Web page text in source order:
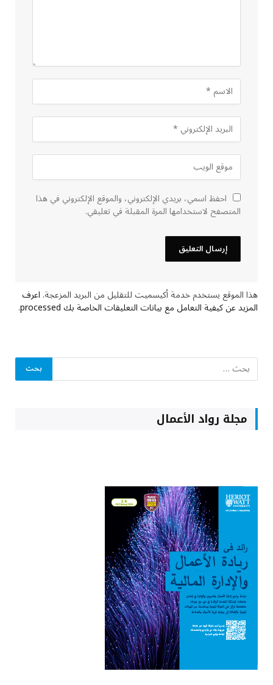
احفظ اسمي، بريدي الإلكتروني، والموقع الإلكتروني في هذا
المتصفح لاستخدامها المرة المقبلة في تعليقي.
هذا الموقع يستخدم خدمة أكيسميت للتقليل من البريد المزعجة.اعرف
المزيد عن كيفية التعامل مع بيانات التعليقات الخاصة بك processed .
مجلة رواد الأعمال